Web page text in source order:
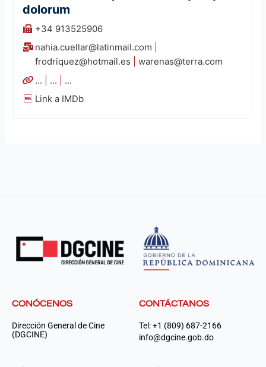
dolorum
+34 913525906
nahia.cuellar@latinmail.com
frodriquez@hotmail.es |warenas@terra.com
...
...
...
Link a IMDb
CONÓCENOS
Dirección General de Cine
(DGCINE)
CONTÁCTANOS
Tel: +1 (809) 687-2166
info@dgcine.gob.do